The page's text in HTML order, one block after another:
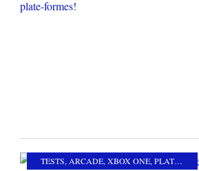
TESTS, ARCADE, XBOX ONE, PLATE-FORME